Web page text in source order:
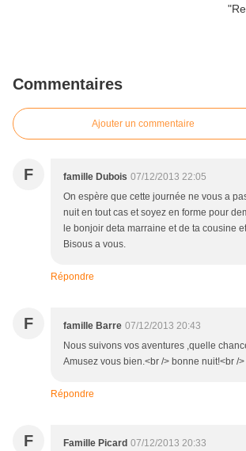
Commentaires
Ajouter un commentaire
F famille Dubois 07/12/2013 22:05
On espère que cette journée ne vous a
nuit en tout cas et soyez en forme pour
le bonjoir deta marraine et de ta cousine
Bisous a vous.
Répondre
F famille Barre 07/12/2013 20:43
Nous suivons vos aventures ,quelle
Amusez vous bien.<br /> bonne nuit!<br /
Répondre
F Famille Picard 07/12/2013 20:33